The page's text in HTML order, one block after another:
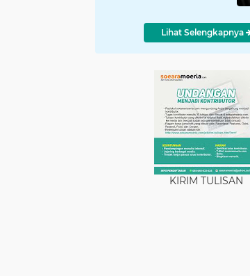
Lihat Selengkapnya
KIRIM TULISAN